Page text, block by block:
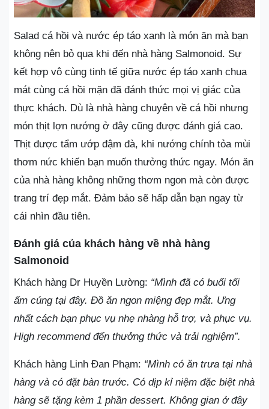
Salad cá hồi và nước ép táo xanh là món ăn mà bạn
không nên bỏ qua khi đến nhà hàng Salmonoid. Sự
kết hợp vô cùng tinh tế giữa nước ép táo xanh chua
mát cùng cá hồi mặn đã đánh thức mọi vị giác của
thực khách. Dù là nhà hàng chuyên về cá hồi nhưng
món thịt lợn nướng ở đây cũng được đánh giá cao.
Thịt được tẩm ướp đậm đà, khi nướng chính tỏa mùi
thơm nức khiến bạn muốn thưởng thức ngay. Món ăn
của nhà hàng không những thơm ngon mà còn được
trang trí đẹp mắt. Đảm bảo sẽ hấp dẫn bạn ngay từ
cái nhìn đầu tiên.
Đánh giá của khách hàng về nhà hàng
Salmonoid
Khách hàng Dr Huyền Lường: “Mình đã có buổi tối
ấm cúng tại đây. Đồ ăn ngon miệng đẹp mắt. Ưng
nhất cách bạn phục vụ nhẹ nhàng hỗ trợ, và phục vụ.
High recommend đến thưởng thức và trải nghiệm”.
Khách hàng Linh Đan Phạm: “Mình có ăn trưa tại nhà
hàng và có đặt bàn trước. Có dịp kỉ niệm đặc biệt nhà
hàng sẽ tặng kèm 1 phần dessert. Không gian ở đây